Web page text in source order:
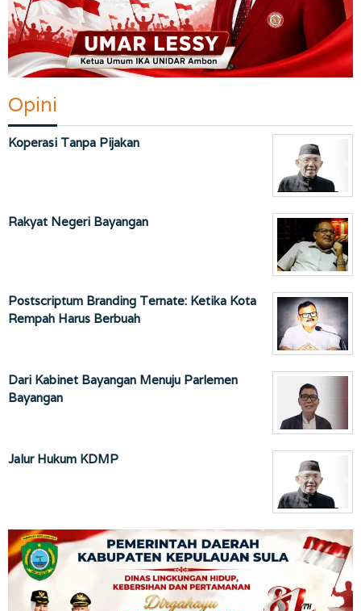
Opini
Koperasi Tanpa Pijakan
Rakyat Negeri Bayangan
Postscriptum Branding Ternate: Ketika Kota
Rempah Harus Berbuah
Dari Kabinet Bayangan Menuju Parlemen
Bayangan
Jalur Hukum KDMP